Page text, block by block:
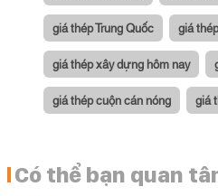
giá thép Trung Quốc giá
giá thép xây dựng hôm nay
giá thép cuộn cán nóng giá
Có thể bạn quan